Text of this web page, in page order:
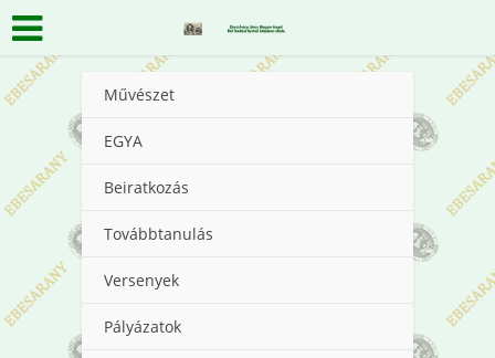
Művészet
EGYA
Beiratkozás
Továbbtanulás
Versenyek
Pályázatok